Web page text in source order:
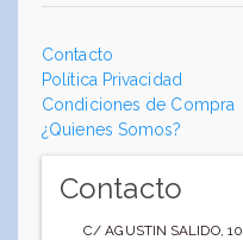
Contacto
Política Privacidad
Condiciones de Compra
¿Quienes Somos?
Contacto
C/ AGUSTIN SALIDO, 10